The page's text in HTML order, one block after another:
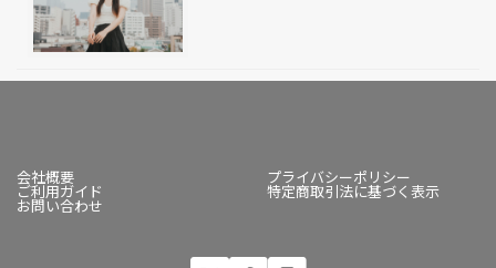
会社概要 プライバシーポリシー
ご利用ガイド 特定商取引法に基づく表示
お問い合わせ